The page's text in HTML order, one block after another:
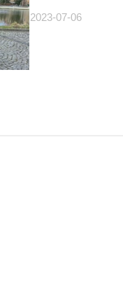
2023-07-06